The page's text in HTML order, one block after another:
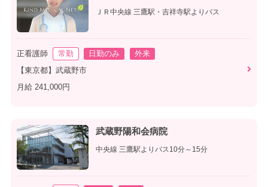
ＪＲ中央線 三鷹駅・吉祥寺駅よりバス
正看護師 常勤 日勤のみ
外来
【東京都】武蔵野市
月給 241,000円
武蔵野陽和会病院
中央線 三鷹駅よりバス10分～15分